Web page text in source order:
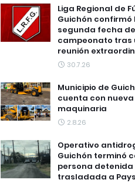
Liga Regional de
Guichón confirmó
segunda fecha
campeonato tras
reunión
30.7.26
Municipio de
cuenta con nueva
maquinaria
2.8.26
Operativo
Guichón terminó
persona detenida
trasladada a